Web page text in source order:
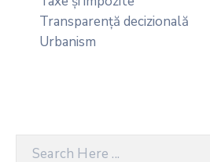
Transparență decizională
Urbanism